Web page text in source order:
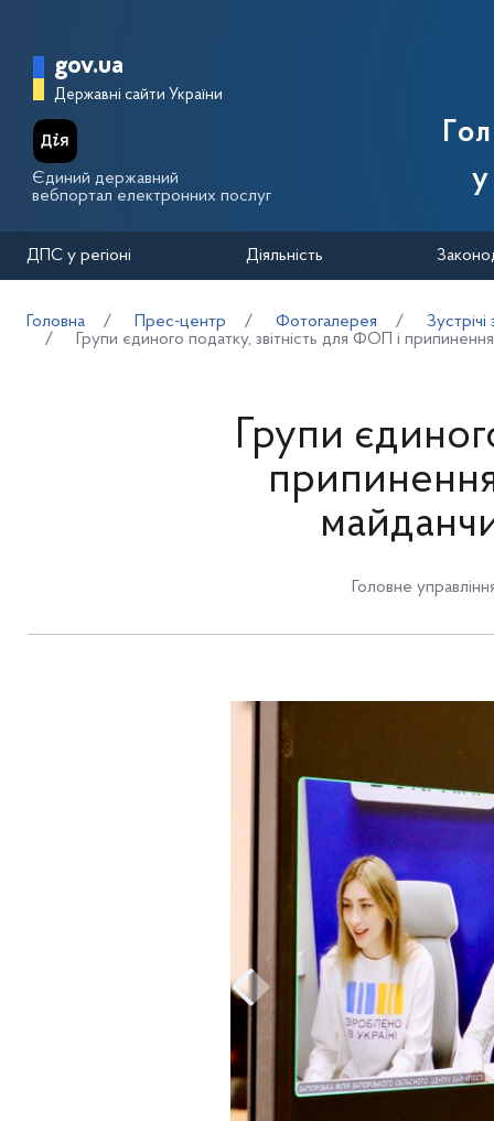
Головна сторінка Державної
gov.ua
Державні сайти України
Єдиний державний
вебпортал електронних послуг
ДПС у регіоні Діяльність
Головна Прес-центр Фотогалерея
Групи єдиного податку, звітність для ФОП і
Групи
припинення
Головне